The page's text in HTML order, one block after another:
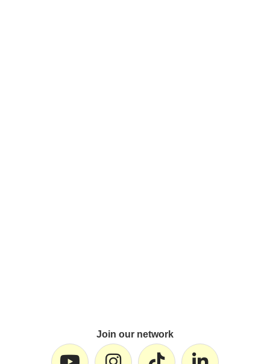
Join our network